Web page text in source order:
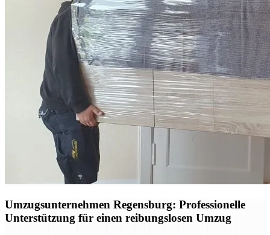
Umzugsunternehmen Regensburg: Professionelle
Unterstützung für einen reibungslosen Umzug